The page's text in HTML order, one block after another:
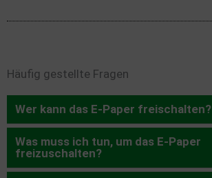
Häufig gestellte Fragen
Wer kann das E-Paper freischalten?
Was muss ich tun, um das E-Paper
freizuschalten?